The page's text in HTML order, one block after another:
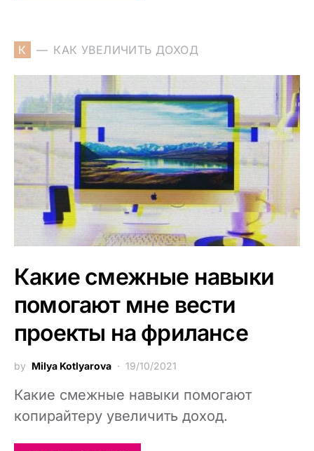
К КАК УВЕЛИЧИТЬ ДОХОД
Какие смежные навыки
помогают мне вести
проекты на фрилансе
by Milya Kotlyarova 19/10/2021
Какие смежные навыки помогают
копирайтеру увеличить доход.